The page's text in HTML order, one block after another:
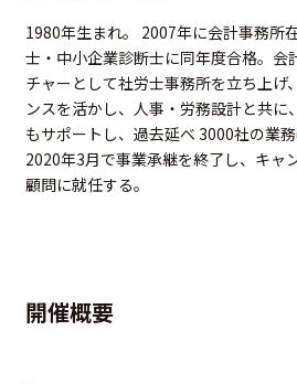
1980年生まれ。 2007年に会計事務所
士・中小企業診断士に同年度合格。会
チャーとして社労士事務所を立ち上げ
ンスを活かし、人事・労務設計と共に
もサポートし、過去延べ 3000社の業
2020年3月で事業承継を終了し、キャ
顧問に就任する。
開催概要